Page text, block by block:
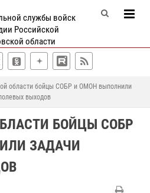
службы войск
Российской
области
области бойцы СОБР и ОМОН выполнили
выходов
БОЙЦЫ СОБР
ЗАДАЧИ